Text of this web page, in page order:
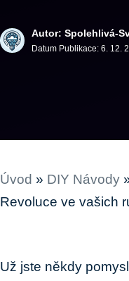
Autor: Spolehlivá-
Datum Publikace: 6. 12.
Úvod » DIY Návody
Revoluce ve vašich
Už jste někdy